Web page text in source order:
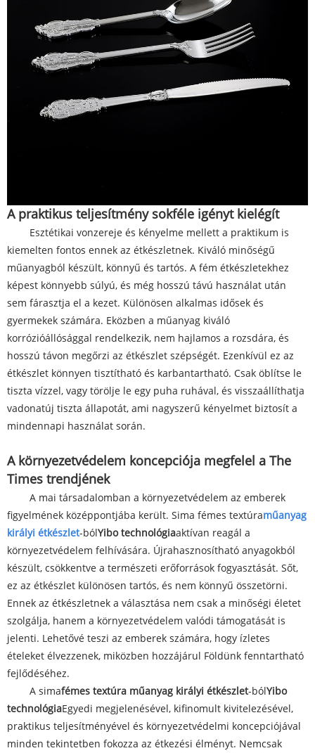
A praktikus teljesítmény sokféle igényt kielégít
Esztétikai vonzereje és kényelme mellett a praktikum is
kiemelten fontos ennek az étkészletnek. Kiváló minőségű
műanyagból készült, könnyű és tartós. A fém étkészletekhez
képest könnyebb súlyú, és még hosszú távú használat után
sem fárasztja el a kezet. Különösen alkalmas idősek és
gyermekek számára. Eközben a műanyag kiváló
korrózióállósággal rendelkezik, nem hajlamos a rozsdára, és
hosszú távon megőrzi az étkészlet szépségét. Ezenkívül ez az
étkészlet könnyen tisztítható és karbantartható. Csak öblítse le
tiszta vízzel, vagy törölje le egy puha ruhával, és visszaállíthatja
vadonatúj tiszta állapotát, ami nagyszerű kényelmet biztosít a
mindennapi használat során.
A környezetvédelem koncepciója megfelel a The
Times trendjének
A mai társadalomban a környezetvédelem az emberek
figyelmének középpontjába került. Sima fémes textúraműanyag
királyi étkészlet-bólYibo technológiaaktívan reagál a
környezetvédelem felhívására. Újrahasznosítható anyagokból
készült, csökkentve a természeti erőforrások fogyasztását. Sőt,
ez az étkészlet különösen tartós, és nem könnyű összetörni.
Ennek az étkészletnek a választása nem csak a minőségi életet
szolgálja, hanem a környezetvédelem valódi támogatását is
jelenti. Lehetővé teszi az emberek számára, hogy ízletes
ételeket élvezzenek, miközben hozzájárul Földünk fenntartható
fejlődéséhez.
A simafémes textúra műanyag királyi étkészlet-bólYibo
technológiaEgyedi megjelenésével, kifinomult kivitelezésével,
praktikus teljesítményével és környezetvédelmi koncepciójával
minden tekintetben fokozza az étkezési élményt. Nemcsak